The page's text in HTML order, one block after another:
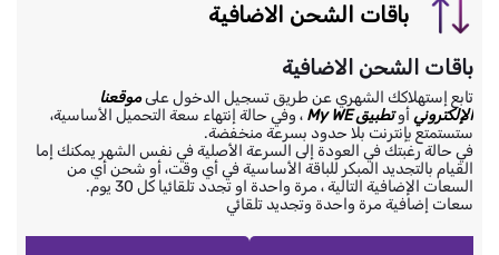
باقات الشحن الاضافية
باقات الشحن الاضافية
تابع إستهلاكك الشهري عن طريق تسجيل الدخول علىموقعنا
الإلكترونيأو تطبيق My WE
، وفي حالة إنتهاء سعة التحميل الأساسية،
ستستمتع بإنترنت بلا حدود بسرعة منخفضة.
في حالة رغبتك في العودة إلى السرعة الأصلية في نفس الشهر يمكنك إما
القيام بالتجديد المبكر للباقة الأساسية في أي وقت، أو شحن أي من
السعات الإضافية التالية ، مرة واحدة او تجدد تلقائيا كل 30 يوم.
سعات إضافية مرة واحدة وتجديد تلقائي